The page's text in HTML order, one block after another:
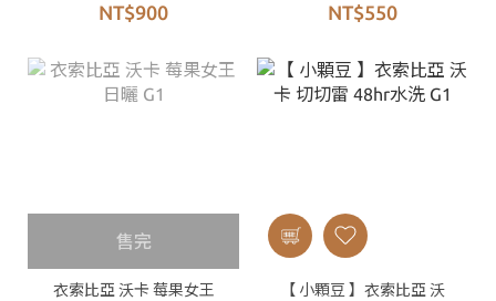
NT$900 NT$550
售完
衣索比亞 沃卡 莓果女王
【 小顆豆 】衣索比亞 沃